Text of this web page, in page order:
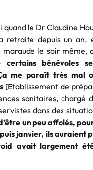
quand le Dr Claudine
retraite depuis un an,
maraude le soir même,
certains bénévoles
me paraît très mal
[Etablissement de
sanitaires, chargé
dans des
un peu affolés,
janvier, ils auraient
avait largement